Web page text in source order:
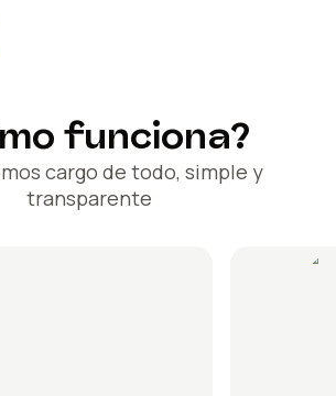
funciona?
cargo de todo, simple y
transparente